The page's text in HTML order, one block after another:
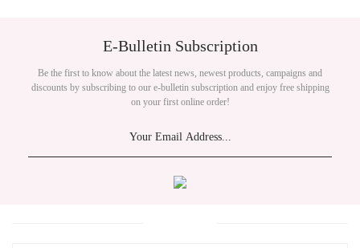
E-Bulletin Subscription
Be the first to know about the latest news, newest products, campaigns and
discounts by subscribing to our e-bulletin subscription and enjoy free shipping
on your first online order!